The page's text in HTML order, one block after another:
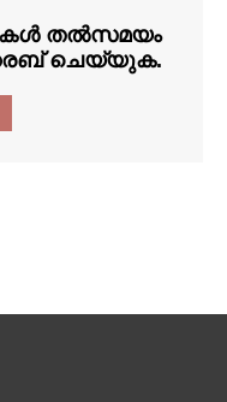
തൽസമയം
ചെയ്യുക.